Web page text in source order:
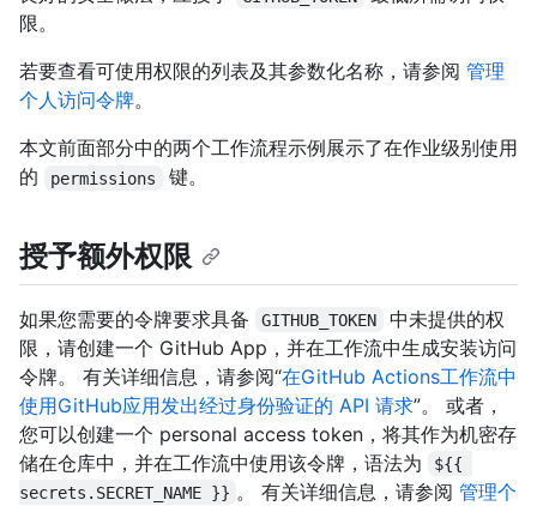
限。
若要查看可使用权限的列表及其参数化名称，请参阅 管理
个人访问令牌。
本文前面部分中的两个工作流程示例展示了在作业级别使用
的
permissions 键。
授予额外权限
如果您需要的令牌要求具备 GITHUB_TOKEN
中未提供的权
限，请创建一个 GitHub App，并在工作流中生成安装访问
令牌。 有关详细信息，请参阅“在GitHub Actions工作流中
使用GitHub应用发出经过身份验证的 API 请求”。 或者，
您可以创建一个 personal access token，将其作为机密存
储在仓库中，并在工作流中使用该令牌，语法为
${{
secrets.SECRET_NAME }} 。 有关详细信息，请参阅管理个